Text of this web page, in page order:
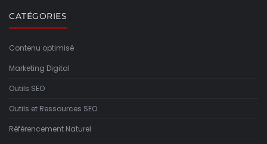
CATÉGORIES
Contenu optimisé
Marketing Digital
Outils SEO
Outils et Ressources SEO
Référencement Naturel